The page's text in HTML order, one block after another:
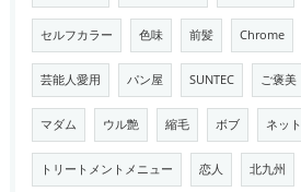
セルフカラー 色味 前髪 Chrome
芸能人愛用 パン屋 SUNTEC ご褒美
マダム ウル艶 縮毛 ボブ ネット
トリートメントメニュー 恋人 北九州